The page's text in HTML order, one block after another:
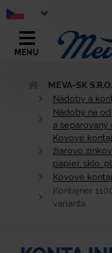
MENU
MEVA-SK
Nádoby a
Nádoby na
a separovaný
Kovové
žiarovo
papier, sklo,
Kovové
Kontajner
varianta